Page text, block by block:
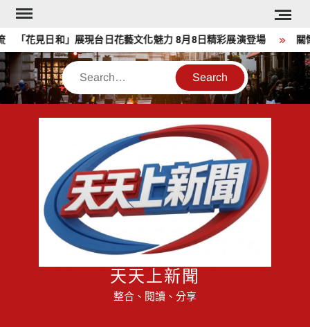
Skip
content
見日和」展現台日花藝文化魅力 8月8日精彩展演登場 關懷
Search
天天上新聞
整合、閱讀、分享